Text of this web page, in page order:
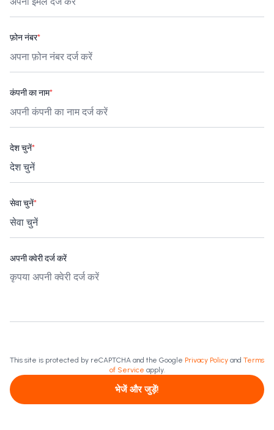
फ़ोन नंबर*
कंपनी का नाम*
देश चुनें*
सेवा चुनें*
अपनी क्वेरी दर्ज करें
This site is protected by reCAPTCHA and the Google Privacy Policy and Terms
of Service apply.
भेजें और जुड़ें!